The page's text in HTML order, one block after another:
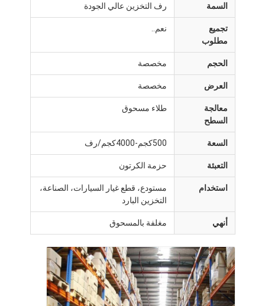
السمة رف التخزين عالي الجودة
تجميع
مطلوب
نعم..
الحجم مخصصة
العرض مخصصة
معالجة
السطح
طلاء مسحوق
السعة 500كجم-4000كجم/رف
التعبئة حزمة الكرتون
استخدام
مستودع، قطع غيار السيارات، الصناعة،
التخزين البارد
أنهي مغلفة بالمسحوق